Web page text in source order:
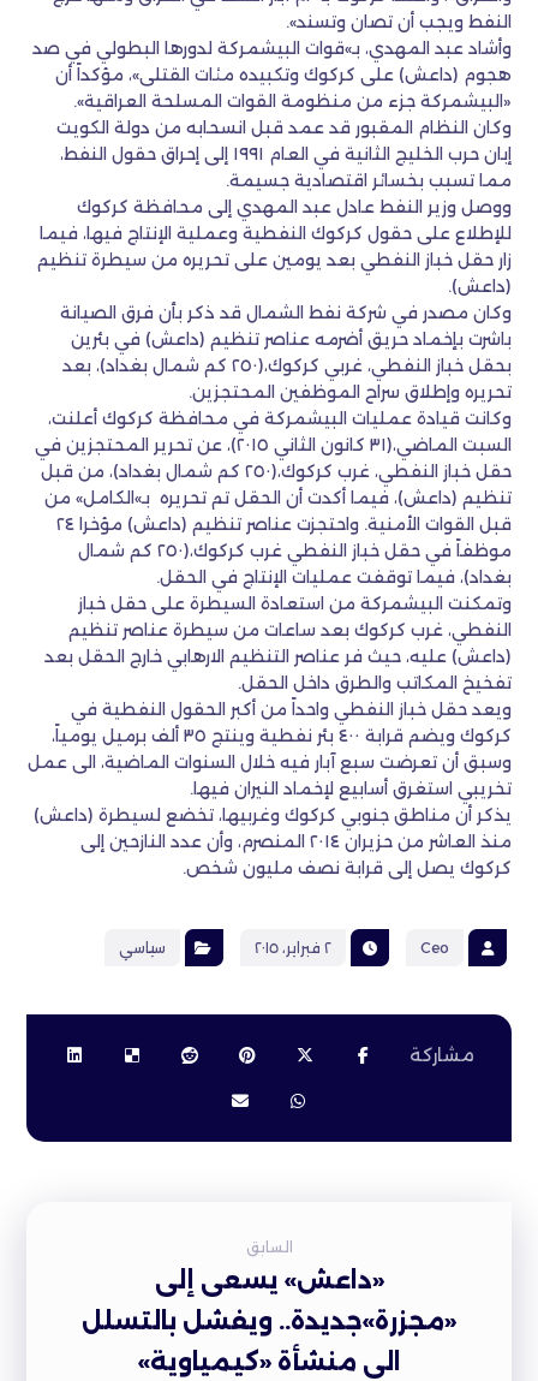
النفط ويجب أن تصان وتسند».
وأشاد عبد المهدي، بـ»قوات البيشمركة لدورها البطولي في صد
هجوم (داعش) على كركوك وتكبيده مئات القتلى»، مؤكداً أن
«البيشمركة جزء من منظومة القوات المسلحة العراقية».
وكان النظام المقبور قد عمد قبل انسحابه من دولة الكويت
إبان حرب الخليج الثانية في العام ١٩٩١ إلى إحراق حقول النفط،
مما تسبب بخسائر اقتصادية جسيمة.
ووصل وزير النفط عادل عبد المهدي إلى محافظة كركوك
للإطلاع على حقول كركوك النفطية وعملية الإنتاج فيها، فيما
زار حقل خباز النفطي بعد يومين على تحريره من سيطرة تنظيم
(داعش).
وكان مصدر في شركة نفط الشمال قد ذكر بأن فرق الصيانة
باشرت بإخماد حريق أضرمه عناصر تنظيم (داعش) في بئرين
بحقل خباز النفطي، غربي كركوك،(٢٥٠ كم شمال بغداد)، بعد
تحريره وإطلاق سراح الموظفين المحتجزين.
وكانت قيادة عمليات البيشمركة في محافظة كركوك أعلنت،
السبت الماضي،(٣١ كانون الثاني ٢٠١٥)، عن تحرير المحتجزين في
حقل خباز النفطي، غرب كركوك،(٢٥٠ كم شمال بغداد)، من قبل
تنظيم (داعش)، فيما أكدت أن الحقل تم تحريره بـ»الكامل» من
قبل القوات الأمنية. واحتجزت عناصر تنظيم (داعش) مؤخرا ٢٤
موظفاً في حقل خباز النفطي غرب كركوك،(٢٥٠ كم شمال
بغداد)، فيما توقفت عمليات الإنتاج في الحقل.
وتمكنت البيشمركة من استعادة السيطرة على حقل خباز
النفطي، غرب كركوك بعد ساعات من سيطرة عناصر تنظيم
(داعش) عليه، حيث فر عناصر التنظيم الارهابي خارج الحقل بعد
تفخيخ المكاتب والطرق داخل الحقل.
ويعد حقل خباز النفطي واحداً من أكبر الحقول النفطية في
كركوك ويضم قرابة ٤٠٠ بئر نفطية وينتج ٣٥ ألف برميل يومياً،
وسبق أن تعرضت سبع آبار فيه خلال السنوات الماضية، الى عمل
تخريبي استغرق أسابيع لإخماد النيران فيها.
يذكر أن مناطق جنوبي كركوك وغربيها، تخضع لسيطرة (داعش)
منذ العاشر من حزيران ٢٠١٤ المنصرم، وأن عدد النازحين إلى
كركوك يصل إلى قرابة نصف مليون شخص.
Ceo ٢ فبراير، ٢٠١٥ سياسي
السابق
«داعش» يسعى إلى
«مجزرة»جديدة.. ويفشل بالتسلل
الى منشأة «كيمياوية»